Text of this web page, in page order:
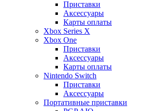
Приставки
Аксессуары
Карты оплаты
Xbox Series X
Xbox One
Приставки
Аксессуары
Карты оплаты
Nintendo Switch
Приставки
Аксессуары
Портативные приставки